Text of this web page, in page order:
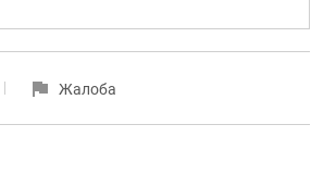
Жалоба